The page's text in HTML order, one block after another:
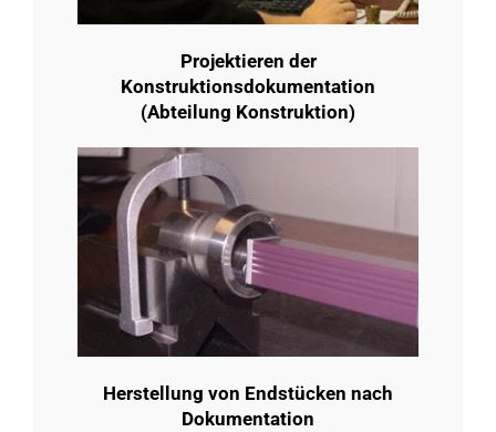
Projektieren der
Konstruktionsdokumentation
(Abteilung Konstruktion)
Herstellung von Endstücken nach
Dokumentation